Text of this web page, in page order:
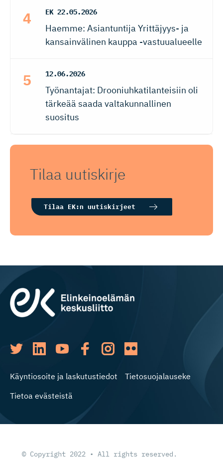
EK 22.05.2026
Haemme: Asiantuntija Yrittäjyys- ja
kansainvälinen kauppa -vastuualueelle
12.06.2026
Työnantajat: Drooniuhkatilanteisiin oli
tärkeää saada valtakunnallinen
suositus
Tilaa uutiskirje
Tilaa EK:n uutiskirjeet
Käyntiosoite ja laskutustiedot
Tietosuojalauseke
Tietoa evästeistä
© Copyright 2022 • All rights reserved.